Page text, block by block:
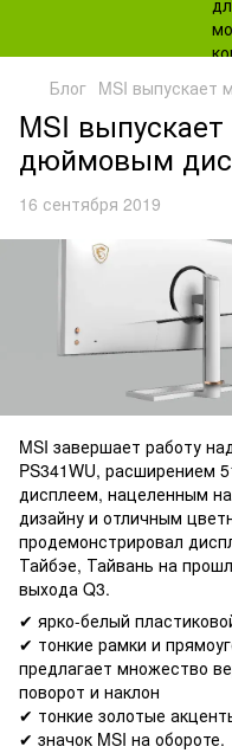
Блог MSI выпускает
MSI
дюймовым
16 сентября 2019
MSI завершает работу
PS341WU, расширением
дисплеем, нацеленным
дизайну и отличным
продемонстрировал
Тайбэе, Тайвань на
выхода Q3.
✔ ярко-белый
✔ тонкие рамки и
предлагает множество
поворот и наклон
✔ тонкие золотые
✔ значок MSI на обороте.